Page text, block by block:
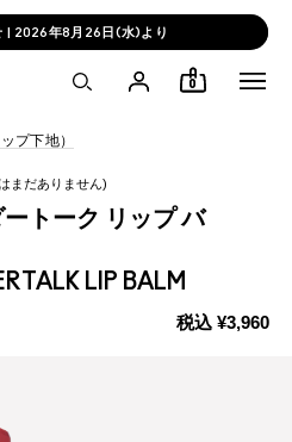
| 2026年8月26日(水)より
0
プ下地）
トーク リップ バ
LIP BALM
税込 ¥3,960
まだありません